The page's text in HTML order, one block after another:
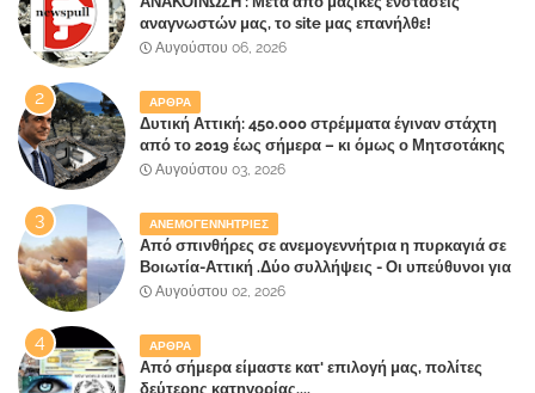
αναγνωστών μας, το site μας επανήλθε!
Αυγούστου 06, 2026
ΑΡΘΡΑ
Δυτική Αττική: 450.000 στρέμματα έγιναν στάχτη
από το 2019 έως σήμερα – κι όμως ο Μητσοτάκης
έλαβε 40% και 45% στις εκλογές του 2023,ενώ 50%
Αυγούστου 03, 2026
ΑΝΕΜΟΓΕΝΝΗΤΡΙΕΣ
Από σπινθήρες σε ανεμογεννήτρια η πυρκαγιά σε
Βοιωτία-Αττική .Δύο συλλήψεις - Οι υπεύθυνοι για
την λάθος διαχείριση της κατάσβεσης θα
Αυγούστου 02, 2026
ΑΡΘΡΑ
Από σήμερα είμαστε κατ' επιλογή μας, πολίτες
δεύτερης κατηγορίας....